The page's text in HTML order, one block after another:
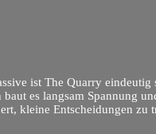
ist The Quarry
es langsam Spannung
kleine Entscheidungen zu